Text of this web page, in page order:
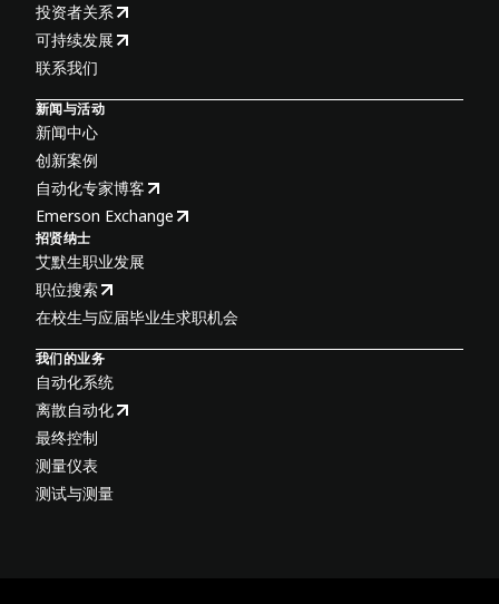
投资者关系
可持续发展
联系我们
新闻与活动
新闻中心
创新案例
自动化专家博客
Emerson Exchange
招贤纳士
艾默生职业发展
职位搜索
在校生与应届毕业生求职机会
我们的业务
自动化系统
离散自动化
最终控制
测量仪表
测试与测量